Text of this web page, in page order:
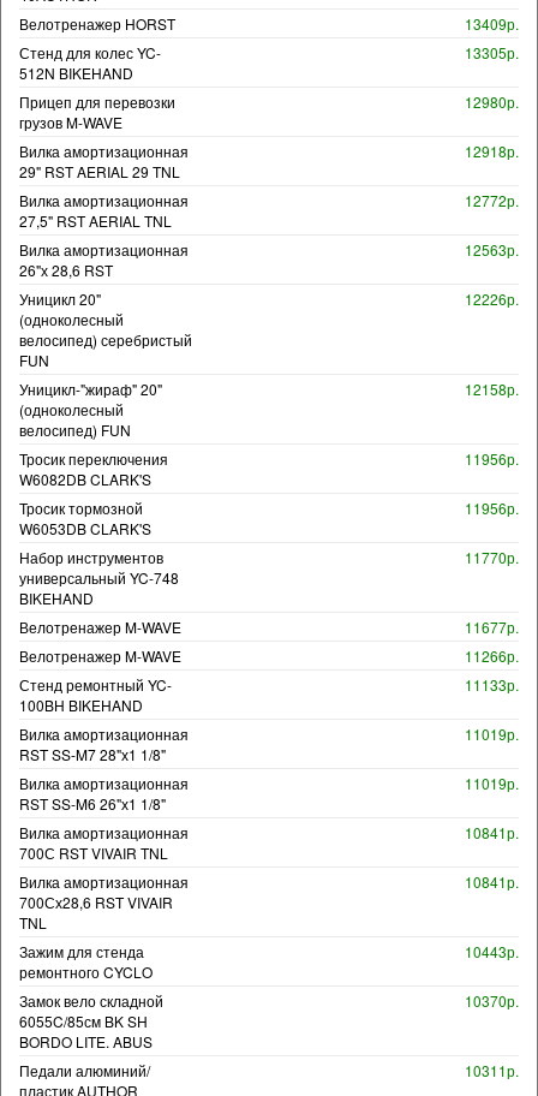
Велотренажер HORST
13409р.
Стенд для колес YC-
512N BIKEHAND
13305р.
Прицеп для перевозки
грузов M-WAVE
12980р.
Вилка амортизационная
29" RST AERIAL 29 TNL
12918р.
Вилка амортизационная
27,5" RST AERIAL TNL
12772р.
Вилка амортизационная
26"х 28,6 RST
12563р.
Уницикл 20"
(одноколесный
велосипед) серебристый
FUN
12226р.
Уницикл-"жираф" 20"
(одноколесный
велосипед) FUN
12158р.
Тросик переключения
W6082DB CLARK'S
11956р.
Тросик тормозной
W6053DB CLARK'S
11956р.
Набор инструментов
универсальный YC-748
BIKEHAND
11770р.
Велотренажер M-WAVE
11677р.
Велотренажер M-WAVE
11266р.
Стенд ремонтный YC-
100BH BIKEHAND
11133р.
Вилка амортизационная
RST SS-M7 28"х1 1/8"
11019р.
Вилка амортизационная
RST SS-M6 26"х1 1/8"
11019р.
Вилка амортизационная
700С RST VIVAIR TNL
10841р.
Вилка амортизационная
700Сх28,6 RST VIVAIR
TNL
10841р.
Зажим для стенда
ремонтного CYCLO
10443р.
Замок вело складной
6055C/85см BK SH
BORDO LITE. ABUS
10370р.
Педали алюминий/
пластик AUTHOR
10311р.